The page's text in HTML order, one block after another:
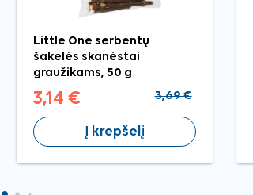
Little One serbentų
šakelės skanėstai
graužikams, 50 g
3,14 € 3,69 €
Į krepšelį